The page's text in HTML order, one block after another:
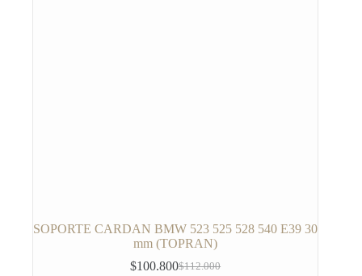
SOPORTE CARDAN BMW 523 525 528 540 E39 30
mm (TOPRAN)
$112.000
$100.800